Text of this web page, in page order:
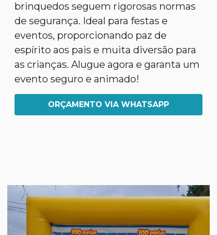
brinquedos seguem rigorosas normas
de segurança. Ideal para festas e
eventos, proporcionando paz de
espírito aos pais e muita diversão para
as crianças. Alugue agora e garanta um
evento seguro e animado!
ORÇAMENTO VIA WHATSAPP